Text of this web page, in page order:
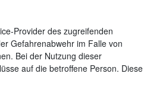
Provider des zugreifenden
Gefahrenabwehr im Falle von
Bei der Nutzung dieser
auf die betroffene Person. Diese